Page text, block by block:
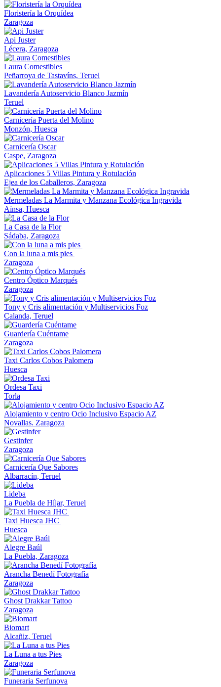
Floristería la Orquídea
Zaragoza
Api Juster
Lécera, Zaragoza
Laura Comestibles
Peñarroya de Tastavíns, Teruel
Lavandería Autoservicio Blanco Jazmín
Teruel
Carnicería Puerta del Molino
Monzón, Huesca
Carnicería Oscar
Caspe, Zaragoza
Aplicaciones 5 Villas Pintura y Rotulación
Ejea de los Caballeros, Zaragoza
Mermeladas La Marmita y Manzana Ecológica Ingravida
Aínsa, Huesca
La Casa de la Flor
Sádaba, Zaragoza
Con la luna a mis pies
Zaragoza
Centro Óptico Marqués
Zaragoza
Tony y Cris alimentación y Multiservicios Foz
Calanda, Teruel
Guardería Cuéntame
Zaragoza
Taxi Carlos Cobos Palomera
Huesca
Ordesa Taxi
Torla
Alojamiento y centro Ocio Inclusivo Espacio AZ
Novallas. Zaragoza
Gestinfer
Zaragoza
Carnicería Que Sabores
Albarracín, Teruel
Lideba
La Puebla de Híjar, Teruel
Taxi Huesca JHC
Huesca
Alegre Baúl
La Puebla, Zaragoza
Arancha Benedí Fotografía
Zaragoza
Ghost Drakkar Tattoo
Zaragoza
Biomart
Alcañiz, Teruel
La Luna a tus Pies
Zaragoza
Funeraria Serfunova